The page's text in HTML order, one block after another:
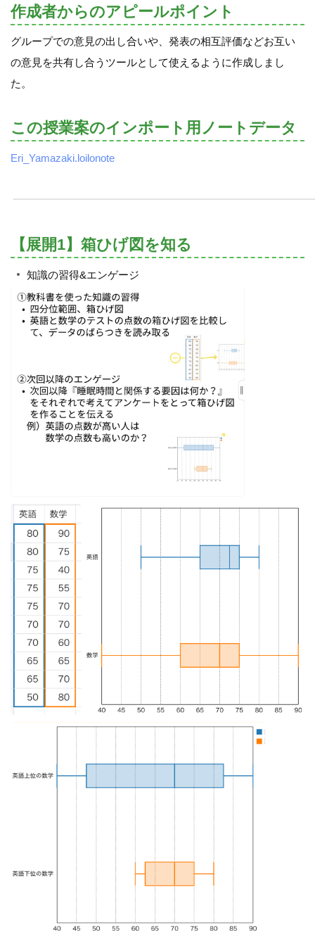
作成者からのアピールポイント
グループでの意見の出し合いや、発表の相互評価などお互い
の意見を共有し合うツールとして使えるように作成しまし
た。
この授業案のインポート用ノートデータ
Eri_Yamazaki.loilonote
【展開1】箱ひげ図を知る
知識の習得&エンゲージ